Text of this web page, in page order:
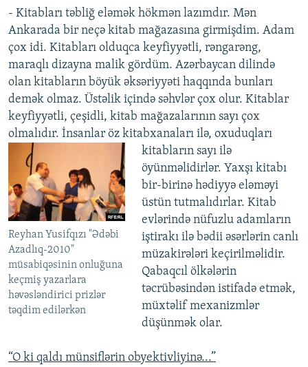
- Kitabları təbliğ eləmək hökmən lazımdır. Mən
Ankarada bir neçə kitab mağazasına girmişdim. Adam
çox idi. Kitabları olduqca keyfiyyətli, rəngarəng,
maraqlı dizayna malik gördüm. Azərbaycan dilində
olan kitabların böyük əksəriyyəti haqqında bunları
demək olmaz. Üstəlik içində səhvlər çox olur. Kitablar
keyfiyyətli, çeşidli, kitab mağazalarının sayı çox
olmalıdır. İnsanlar öz kitabxanaları ilə, oxuduqları
kitabların sayı ilə
Reyhan Yusifqızı "Ədəbi
Azadlıq-2010"
müsabiqəsinin onluğuna
keçmiş yazarlara
həvəsləndirici prizlər
təqdim edilərkən
öyünməlidirlər. Yaxşı kitabı
bir-birinə hədiyyə eləməyi
üstün tutmalıdırlar. Kitab
evlərində nüfuzlu adamların
iştirakı ilə bədii əsərlərin canlı
müzakirələri keçirilməlidir.
Qabaqcıl ölkələrin
təcrübəsindən istifadə etmək,
müxtəlif mexanizmlər
düşünmək olar.
“O ki qaldı münsiflərin obyektivliyinə...”